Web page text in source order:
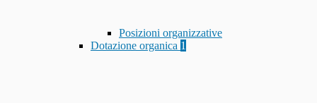
Posizioni organizzative
Dotazione organica 1